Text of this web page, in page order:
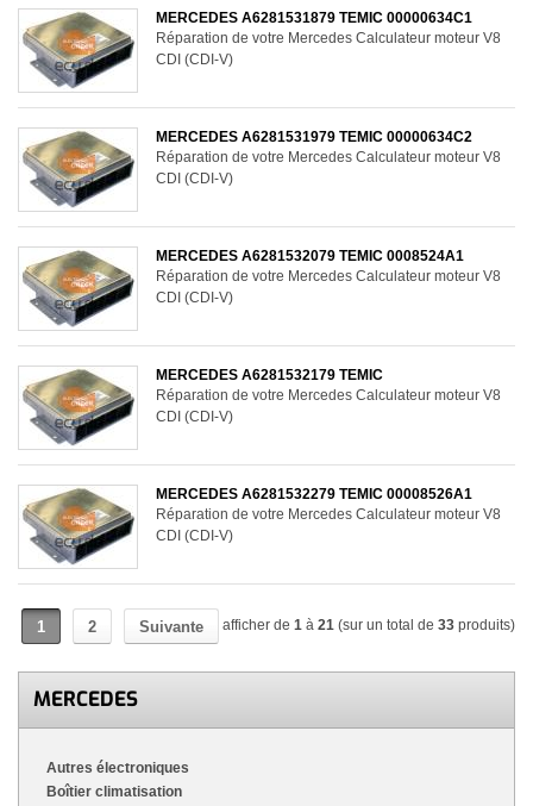
MERCEDES A6281531879 TEMIC 00000634C1
Réparation de votre Mercedes Calculateur moteur V8
CDI (CDI-V)
MERCEDES A6281531979 TEMIC 00000634C2
Réparation de votre Mercedes Calculateur moteur V8
CDI (CDI-V)
MERCEDES A6281532079 TEMIC 0008524A1
Réparation de votre Mercedes Calculateur moteur V8
CDI (CDI-V)
MERCEDES A6281532179 TEMIC
Réparation de votre Mercedes Calculateur moteur V8
CDI (CDI-V)
MERCEDES A6281532279 TEMIC 00008526A1
Réparation de votre Mercedes Calculateur moteur V8
CDI (CDI-V)
1 2 Suivante afficher de 1 à 21 (sur un total de 33 produits)
MERCEDES
Autres électroniques
Boîtier climatisation